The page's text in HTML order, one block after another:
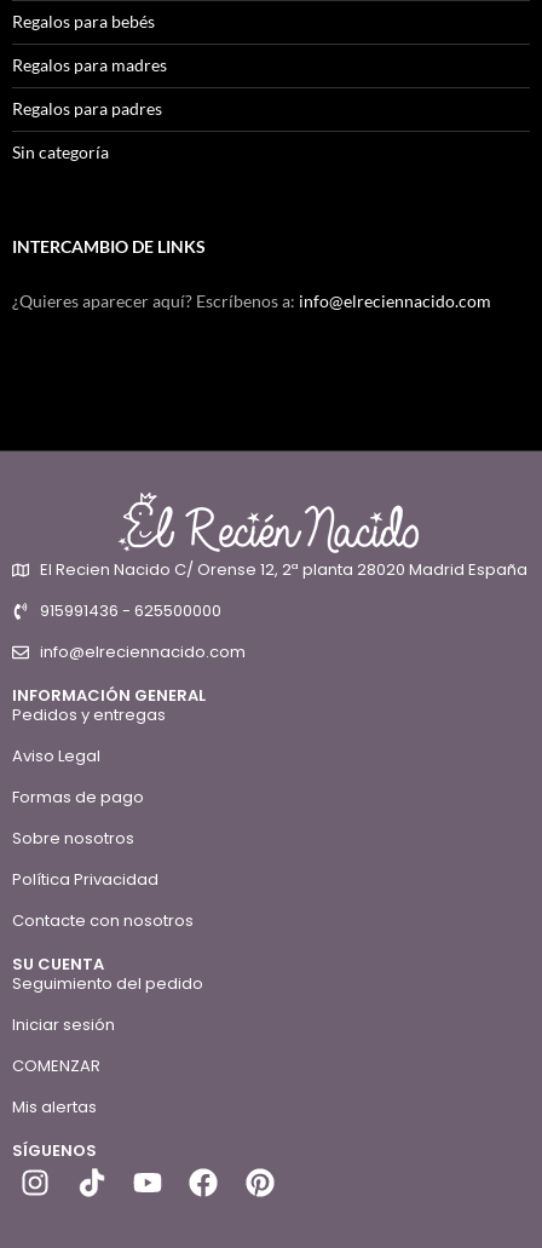
Regalos para bebés
Regalos para madres
Regalos para padres
Sin categoría
INTERCAMBIO DE LINKS
¿Quieres aparecer aquí? Escríbenos a: info@elreciennacido.com
El Recien Nacido C/ Orense 12, 2ª planta 28020 Madrid España
915991436 - 625500000
info@elreciennacido.com
INFORMACIÓN GENERAL
Pedidos y entregas
Aviso Legal
Formas de pago
Sobre nosotros
Política Privacidad
Contacte con nosotros
SU CUENTA
Seguimiento del pedido
Iniciar sesión
COMENZAR
Mis alertas
SÍGUENOS